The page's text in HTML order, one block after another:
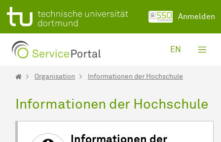
Zum Hauptinhalt springen
Anmelden
EN
Organisation Informationen der Hochschule
Informationen der Hochschule